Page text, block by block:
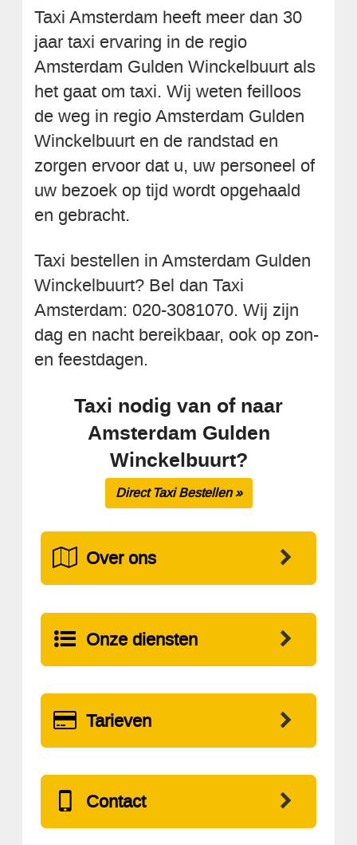
Taxi Amsterdam heeft meer dan 30
jaar taxi ervaring in de regio
Amsterdam Gulden Winckelbuurt als
het gaat om taxi. Wij weten feilloos
de weg in regio Amsterdam Gulden
Winckelbuurt en de randstad en
zorgen ervoor dat u, uw personeel of
uw bezoek op tijd wordt opgehaald
en gebracht.
Taxi bestellen in Amsterdam Gulden
Winckelbuurt? Bel dan Taxi
Amsterdam: 020-3081070. Wij zijn
dag en nacht bereikbaar, ook op zon-
en feestdagen.
Taxi nodig van of naar
Amsterdam Gulden
Winckelbuurt?
Direct Taxi Bestellen »
Over ons
Onze diensten
Tarieven
Contact